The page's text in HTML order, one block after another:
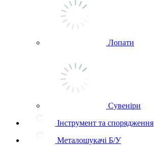
Лопати
Сувеніри
Інструмент та спорядження
Металошукачі Б/У